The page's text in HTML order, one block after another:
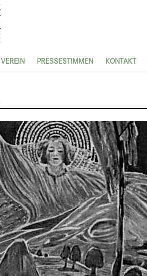
VEREIN PRESSESTIMMEN KONTAKT